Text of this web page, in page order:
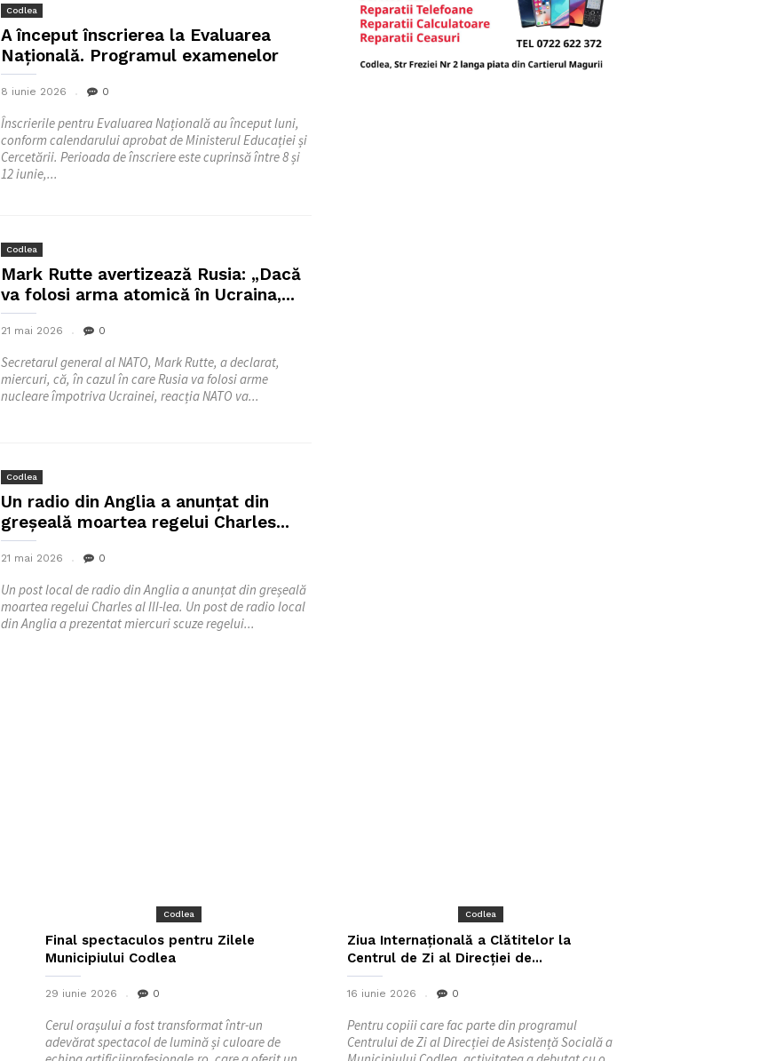
Codlea
A început înscrierea la Evaluarea
Națională. Programul examenelor
8 iunie 2026 0
Înscrierile pentru Evaluarea Națională au început luni,
conform calendarului aprobat de Ministerul Educației și
Cercetării. Perioada de înscriere este cuprinsă între 8 și
12 iunie,...
Codlea
Mark Rutte avertizează Rusia: „Dacă
va folosi arma atomică în Ucraina,...
21 mai 2026 0
Secretarul general al NATO, Mark Rutte, a declarat,
miercuri, că, în cazul în care Rusia va folosi arme
nucleare împotriva Ucrainei, reacția NATO va...
Codlea
Un radio din Anglia a anunţat din
greşeală moartea regelui Charles...
21 mai 2026 0
Un post local de radio din Anglia a anunțat din greșeală
moartea regelui Charles al III-lea. Un post de radio local
din Anglia a prezentat miercuri scuze regelui...
Codlea
Final spectaculos pentru Zilele
Municipiului Codlea
29 iunie 2026 0
Cerul orașului a fost transformat într-un
adevărat spectacol de lumină și culoare de
Codlea
Ziua Internațională a Clătitelor la
Centrul de Zi al Direcției de...
16 iunie 2026 0
Pentru copiii care fac parte din programul
Centrului de Zi al Direcției de Asistență Socială a